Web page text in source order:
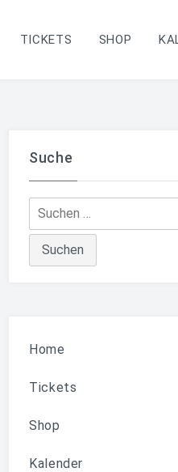
TICKETS SHOP
Suche
Suchen
nach:
Home
Tickets
Shop
Kalender